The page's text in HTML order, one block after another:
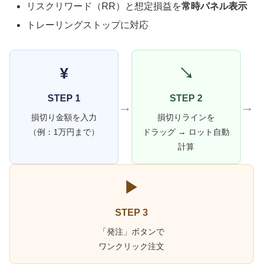
リスクリワード（RR）と想定損益を常時パネル表示
トレーリングストップに対応
¥
STEP 1
損切り金額を入力
（例：1万円まで）
→
↘
STEP 2
損切りラインを
ドラッグ → ロット自動
計算
→
▶
STEP 3
「発注」ボタンで
ワンクリック注文